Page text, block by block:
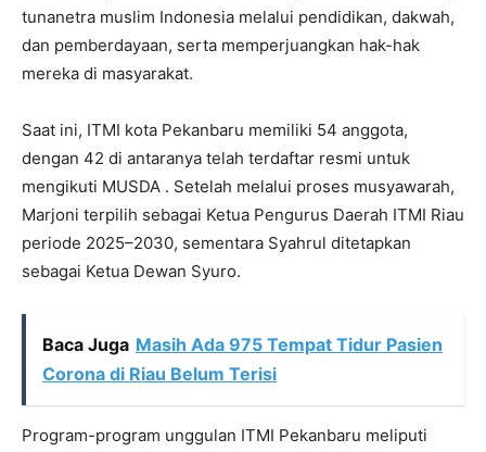
tunanetra muslim Indonesia melalui pendidikan, dakwah,
dan pemberdayaan, serta memperjuangkan hak-hak
mereka di masyarakat.
Saat ini, ITMI kota Pekanbaru memiliki 54 anggota,
dengan 42 di antaranya telah terdaftar resmi untuk
mengikuti MUSDA . Setelah melalui proses musyawarah,
Marjoni terpilih sebagai Ketua Pengurus Daerah ITMI Riau
periode 2025–2030, sementara Syahrul ditetapkan
sebagai Ketua Dewan Syuro.
Baca Juga Masih Ada 975 Tempat Tidur Pasien
Corona di Riau Belum Terisi
Program-program unggulan ITMI Pekanbaru meliputi